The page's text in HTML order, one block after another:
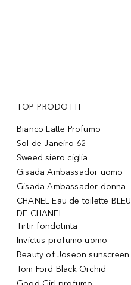
TOP PRODOTTI
Bianco Latte Profumo
Sol de Janeiro 62
Sweed siero ciglia
Gisada Ambassador uomo
Gisada Ambassador donna
CHANEL Eau de toilette BLEU
DE CHANEL
Tirtir fondotinta
Invictus profumo uomo
Beauty of Joseon sunscreen
Tom Ford Black Orchid